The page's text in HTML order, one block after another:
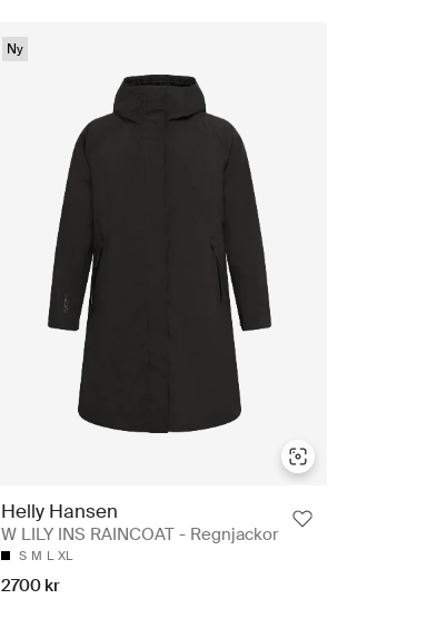
Ny
Helly Hansen
W LILY INS RAINCOAT - Regnjackor
S M L XL
2700 kr